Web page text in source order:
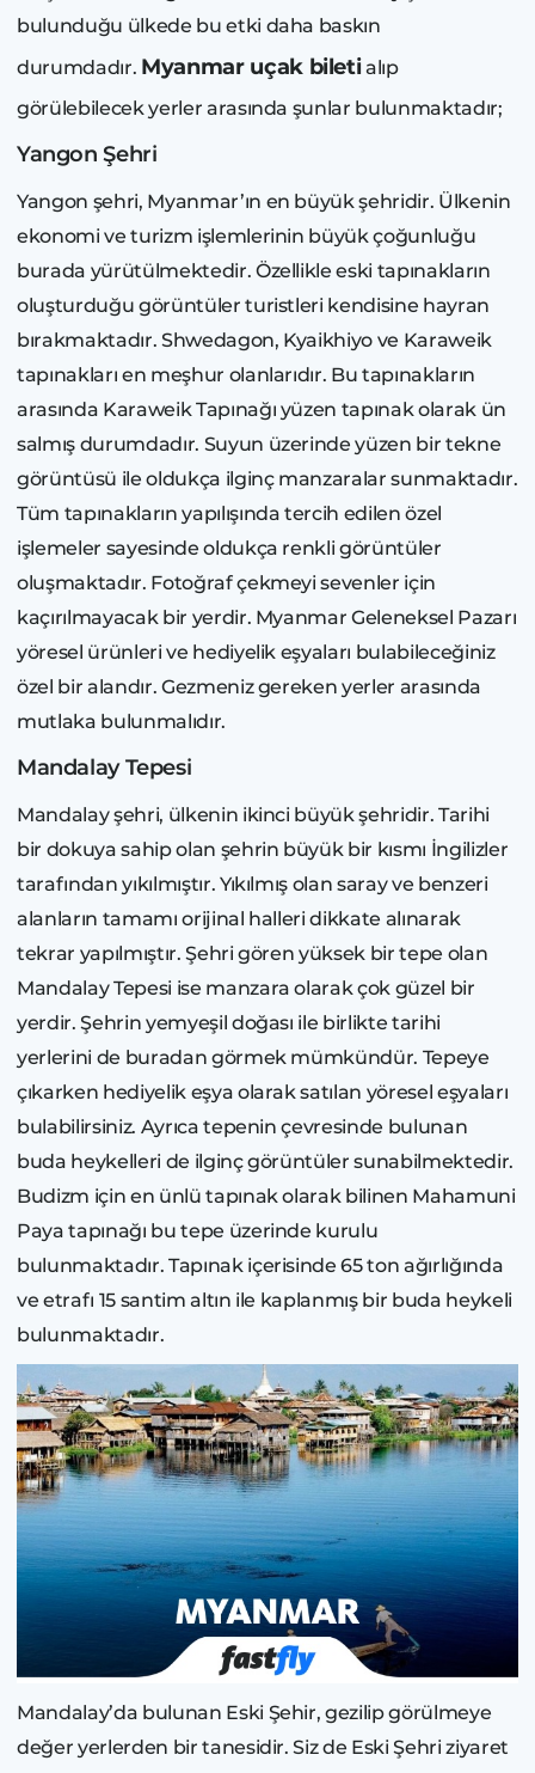
bulunduğu ülkede bu etki daha baskın
durumdadır. Myanmar uçak biletialıp
görülebilecek yerler arasında şunlar bulunmaktadır;
Yangon Şehri
Yangon şehri, Myanmar’ın en büyük şehridir. Ülkenin
ekonomi ve turizm işlemlerinin büyük çoğunluğu
burada yürütülmektedir. Özellikle eski tapınakların
oluşturduğu görüntüler turistleri kendisine hayran
bırakmaktadır. Shwedagon, Kyaikhiyo ve Karaweik
tapınakları en meşhur olanlarıdır. Bu tapınakların
arasında Karaweik Tapınağı yüzen tapınak olarak ün
salmış durumdadır. Suyun üzerinde yüzen bir tekne
görüntüsü ile oldukça ilginç manzaralar sunmaktadır.
Tüm tapınakların yapılışında tercih edilen özel
işlemeler sayesinde oldukça renkli görüntüler
oluşmaktadır. Fotoğraf çekmeyi sevenler için
kaçırılmayacak bir yerdir. Myanmar Geleneksel Pazarı
yöresel ürünleri ve hediyelik eşyaları bulabileceğiniz
özel bir alandır. Gezmeniz gereken yerler arasında
mutlaka bulunmalıdır.
Mandalay Tepesi
Mandalay şehri, ülkenin ikinci büyük şehridir. Tarihi
bir dokuya sahip olan şehrin büyük bir kısmı İngilizler
tarafından yıkılmıştır. Yıkılmış olan saray ve benzeri
alanların tamamı orijinal halleri dikkate alınarak
tekrar yapılmıştır. Şehri gören yüksek bir tepe olan
Mandalay Tepesi ise manzara olarak çok güzel bir
yerdir. Şehrin yemyeşil doğası ile birlikte tarihi
yerlerini de buradan görmek mümkündür. Tepeye
çıkarken hediyelik eşya olarak satılan yöresel eşyaları
bulabilirsiniz. Ayrıca tepenin çevresinde bulunan
buda heykelleri de ilginç görüntüler sunabilmektedir.
Budizm için en ünlü tapınak olarak bilinen Mahamuni
Paya tapınağı bu tepe üzerinde kurulu
bulunmaktadır. Tapınak içerisinde 65 ton ağırlığında
ve etrafı 15 santim altın ile kaplanmış bir buda heykeli
bulunmaktadır.
Mandalay’da bulunan Eski Şehir, gezilip görülmeye
değer yerlerden bir tanesidir. Siz de Eski Şehri ziyaret